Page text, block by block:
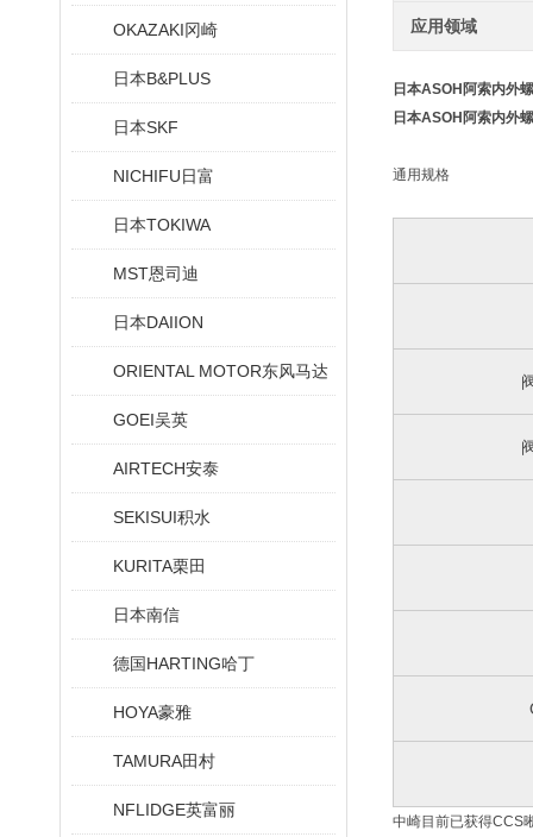
OKAZAKI冈崎
日本B&PLUS
日本SKF
NICHIFU日富
日本TOKIWA
MST恩司迪
日本DAIION
ORIENTAL MOTOR东风马达
GOEI吴英
AIRTECH安泰
SEKISUI积水
KURITA栗田
日本南信
德国HARTING哈丁
HOYA豪雅
TAMURA田村
NFLIDGE英富丽
应用领域
日本ASOH阿索内外
日本ASOH阿索内外
通用规格
中崎目前已获得CCS